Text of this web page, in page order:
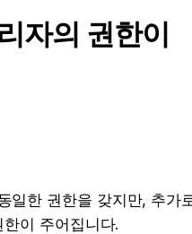
자의 권한이
일한 권한을 갖지만, 추가
한이 주어집니다.